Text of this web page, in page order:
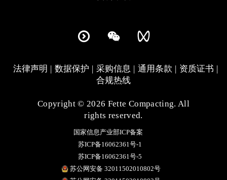
法律声明 数据保护 采购信息 通用条款
资质证书
合规热线
Copyright © 2026 Fette Compacting. All
rights reserved.
国家信息产业部ICP备案
苏ICP备16062361号-1
苏ICP备16062361号-5
苏公网安备 32011502010802号